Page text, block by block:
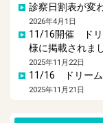
診察日割表が変
2026年4月1日
11/16開催 ド
様に掲載されま
2025年11月22日
11/16 ドリー
2025年11月21日